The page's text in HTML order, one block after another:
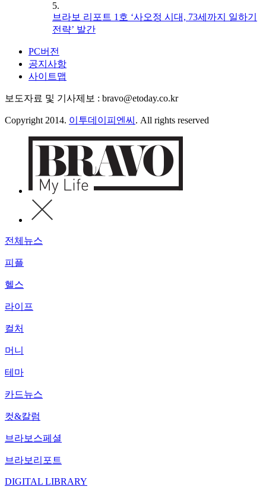
5.
브라보 리포트 1호 ‘사오정 시대, 73세까지 일하기
전략’ 발간
PC버전
공지사항
사이트맵
보도자료 및 기사제보 : bravo@etoday.co.kr
Copyright 2014. 이투데이피엔씨 . All rights reserved
전체뉴스
피플
헬스
라이프
컬처
머니
테마
카드뉴스
컷&칼럼
브라보스페셜
브라보리포트
DIGITAL LIBRARY